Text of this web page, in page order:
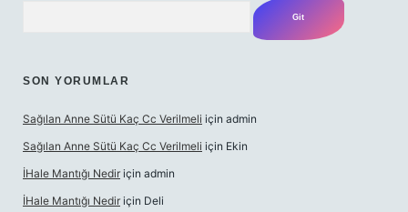
SON YORUMLAR
Sağılan Anne Sütü Kaç Cc Verilmeli için admin
Sağılan Anne Sütü Kaç Cc Verilmeli için Ekin
İHale Mantığı Nedir için admin
İHale Mantığı Nedir için Deli